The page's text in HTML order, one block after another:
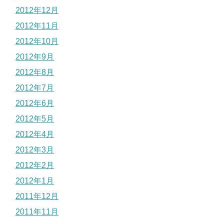
2012年12月
2012年11月
2012年10月
2012年9月
2012年8月
2012年7月
2012年6月
2012年5月
2012年4月
2012年3月
2012年2月
2012年1月
2011年12月
2011年11月